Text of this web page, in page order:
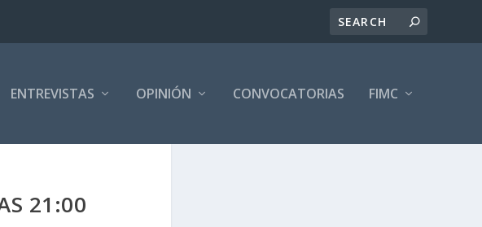
ENTREVISTAS OPINIÓN CONVOCATORIAS FIMC
21:00